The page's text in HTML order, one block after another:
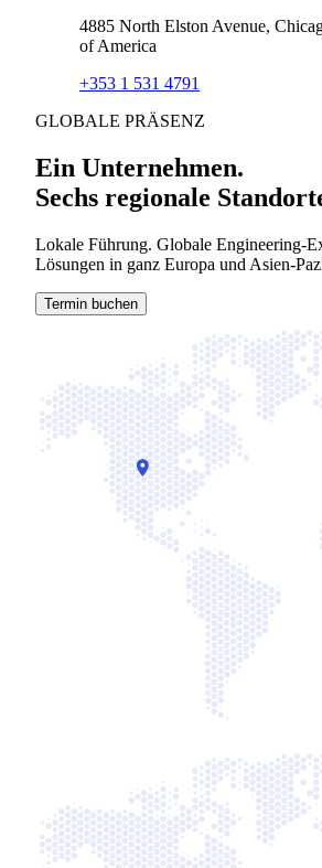
4885 North Elston Avenue,
of America
+353 1 531 4791
GLOBALE PRÄSENZ
Ein Unternehmen.
Sechs regionale
Lokale Führung. Globale Engineering-
Lösungen in ganz Europa und Asien-
Termin buchen